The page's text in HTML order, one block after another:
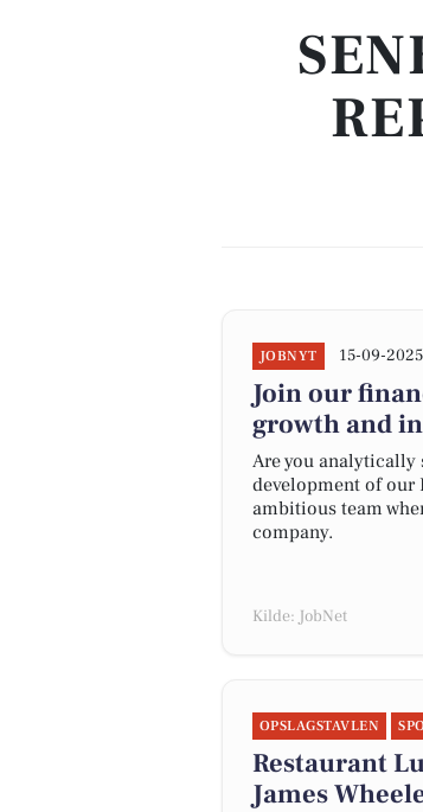
JOBNYT 15-09-
Join our
growth and
Are you analytically
development of our
ambitious team
company.
Kilde: JobNet
OPSLAGSTAVLEN
Restaurant
James